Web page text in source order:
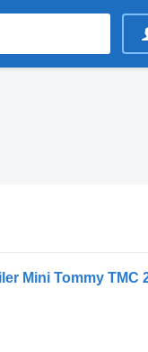
Mini Tommy TMC